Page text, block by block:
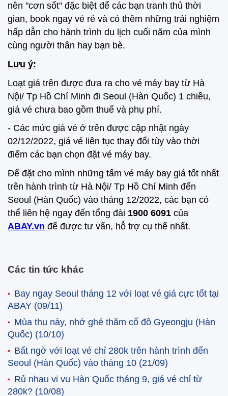
nên "cơn sốt" đặc biệt để các bạn tranh thủ thời
gian, book ngay vé rẻ và có thêm những trải nghiệm
hấp dẫn cho hành trình du lịch cuối năm của mình
cùng người thân hay bạn bè.
Lưu ý:
Loạt giá trên được đưa ra cho vé máy bay từ Hà
Nội/ Tp Hồ Chí Minh đi Seoul (Hàn Quốc) 1 chiều,
giá vé chưa bao gồm thuế và phụ phí.
- Các mức giá vé ở trên được cập nhật ngày
02/12/2022, giá vé liên tục thay đổi tùy vào thời
điểm các bạn chọn đặt vé máy bay.
Để đặt cho mình những tấm vé máy bay giá tốt nhất
trên hành trình từ Hà Nội/ Tp Hồ Chí Minh đến
Seoul (Hàn Quốc) vào tháng 12/2022, các bạn có
thể liên hệ ngay đến tổng đài 1900 6091 của
ABAY.vn để được tư vấn, hỗ trợ cụ thể nhất.
Các tin tức khác
Bay ngay Seoul tháng 12 với loạt vé giá cực tốt tại
ABAY (09/11)
Mùa thu này, nhớ ghé thăm cố đô Gyeongju (Hàn
Quốc) (10/10)
Bất ngờ với loạt vé chỉ 280k trên hành trình đến
Seoul (Hàn Quốc) vào tháng 10 (21/09)
Rủ nhau vi vu Hàn Quốc tháng 9, giá vé chỉ từ
280k? (10/08)